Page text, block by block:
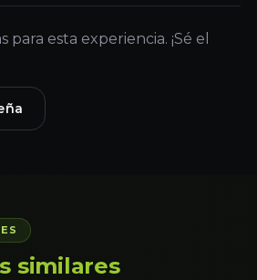
esta experiencia. ¡Sé el
similares